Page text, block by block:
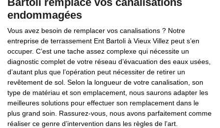
endommagées
Vous avez besoin de remplacer vos canalisations ? Notre
entreprise de terrassement Ent Bartoli à Vieux Villez peut s’en
occuper. C’est une tache assez complexe qui nécessite un
diagnostic complet de votre réseau d’évacuation des eaux usées,
d’autant plus que l’opération peut nécessiter de retirer un
revêtement de sol. Selon la longueur de votre canalisation, son
type de matériau et son emplacement, nous saurons adapter les
meilleures solutions pour effectuer son remplacement dans le
plus grand soin. Rassurez-vous, nous avons parfaitement comme
réaliser ce genre d’intervention dans les règles de l’art.